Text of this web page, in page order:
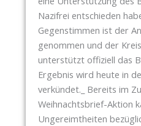
Nazifrei entschieden
Gegenstimmen ist der
genommen und der
unterstützt offiziell das
Ergebnis wird heute in
verkündet._ Bereits im
Weihnachtsbrief-Aktion
Ungereimtheiten